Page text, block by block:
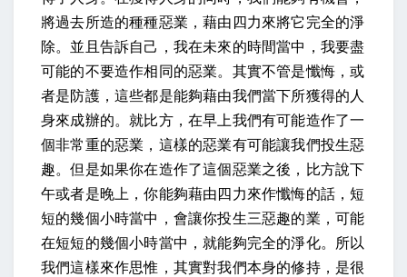
將過去所造的種種惡業，藉由四力來將它完全的淨
除。並且告訴自己，我在未來的時間當中，我要盡
可能的不要造作相同的惡業。其實不管是懺悔，或
者是防護，這些都是能夠藉由我們當下所獲得的人
身來成辦的。就比方，在早上我們有可能造作了一
個非常重的惡業，這樣的惡業有可能讓我們投生惡
趣。但是如果你在造作了這個惡業之後，比方說下
午或者是晚上，你能夠藉由四力來作懺悔的話，短
短的幾個小時當中，會讓你投生三惡趣的業，可能
在短短的幾個小時當中，就能夠完全的淨化。所以
我們這樣來作思惟，其實對我們本身的修持，是很